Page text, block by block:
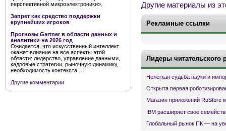
перспективной микроэлектроники».
Запрет как средство поддержки
крупнейших игроков
Прогнозы Gartner в области данных и
аналитики на 2026 год
Ожидается, что искусственный интеллект
окажет влияние на все аспекты этой
области: лидерство, управление данными,
кадровые стратегии, рыночную динамику,
необходимость контекста ...
Другие комментарии
Другие материалы из
Рекламные ссылки
Лидеры читательского
Нелегкая судьба науки и
Открыта первая
Магазин приложений RuStore
IBM расширяет свое
Глобальный рынок ПК — на